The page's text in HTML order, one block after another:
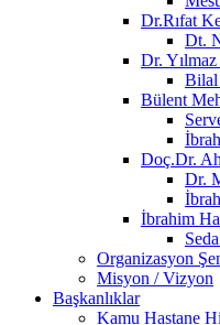
Dr.Rıfat
Dt.
Dr.
Bülent
Doç.Dr.
Dr.
İbrahim
Organizasyon
Misyon / Vizyon
Başkanlıklar
Kamu Hastane